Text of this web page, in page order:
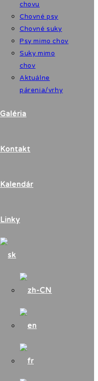
chovu
Chovné psy
Chovné suky
Psy mimo chov
Suky mimo
chov
Aktuálne
párenia/vrhy
Galéria
Kontakt
Kalendár
Linky